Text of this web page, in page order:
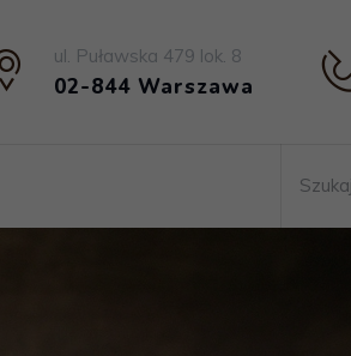
ul. Puławska 479 lok. 8
02-844 Warszawa